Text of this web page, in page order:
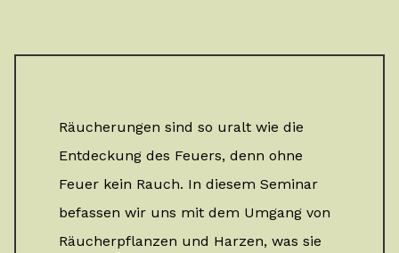
Räucherungen sind so uralt wie die
Entdeckung des Feuers, denn ohne
Feuer kein Rauch. In diesem Seminar
befassen wir uns mit dem Umgang von
Räucherpflanzen und Harzen, was sie